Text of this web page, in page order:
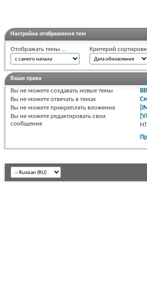
Настройка отображения тем
Отображать темы ... Критерий
Ваши права
Вы не можете создавать новые темы
Вы не можете отвечать в темах
Вы не можете прикреплять вложения
Вы не можете редактировать свои
сообщения